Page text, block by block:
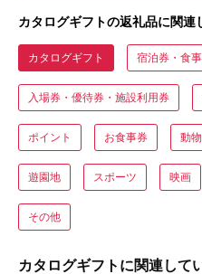
カタログギフトの返礼品に関連
カタログギフト 宿泊券・食
入場券・優待券・施設利用券
ポイント お食事券 動
遊園地 スポーツ 映画
その他
カタログギフトに関連して